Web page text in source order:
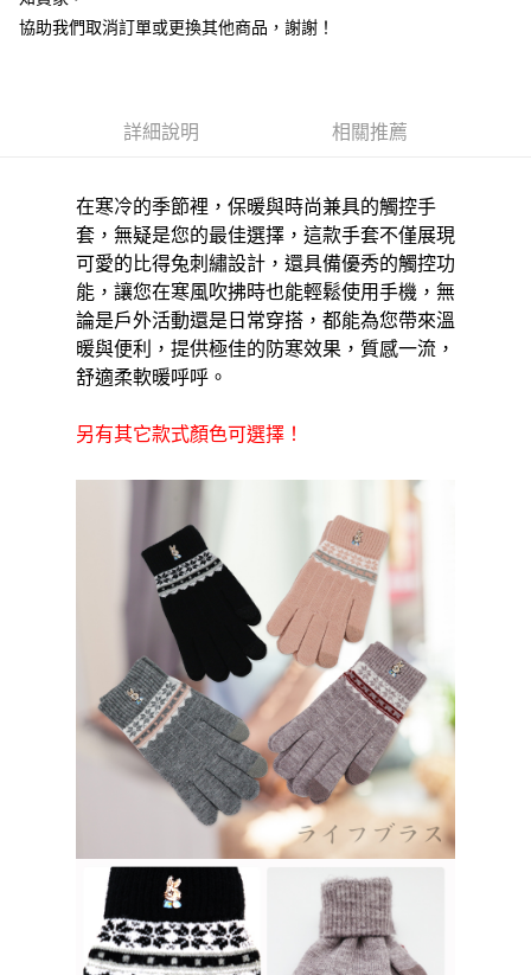
【關於「AFTEE先享後付」】
３．安心：先確認商品／服務後，再付款。
１．於結帳方式選擇「AFTEE先享後付」後，將跳轉至「AFTEE先享後付」
結帳頁面，進行簡訊認證並確認金額後，即可完成結帳。
２．訂單成立數日內，您將收到繳費通知簡訊。
３．收到繳費通知簡訊後14天內，點擊此簡訊中的連結，可透過四大超商／
ATM／網路銀行／等多元方式進行付款，方視為交易完成。
※ 請注意：結帳手續完成當下不需立刻繳費，但若您需要取消訂單，請聯絡
購買商品的店家。未經商家同意取消之訂單仍視為有效，需透過AFTEE先享
後付繳納相關費用。
※ 交易是否成功請以「AFTEE先享後付 」之結帳頁面顯示為準，若有關於
１．透過由恩沛科技股份有限公司提供之「AFTEE先享後付」服務完成之交
易，需依本服務之必要範圍內提供個人資料，並將交易相關給付款項請求債
２．關於個人資料處理事宜，請瀏覽以下網址：
https://aftee.tw/terms/#terms3
３．未成年的使用者請事先徵得法定代理人或監護人之同意方可使用
「AFTEE先享後付」，若未經同意申辦者引起之損失，本公司不負相關責
４．使用「AFTEE先享後付」時，將依據個別帳號之用戶狀況，依本公司即
時審查核予不同之上限額度；若仍有額度不足之情形，本公司將視審查結果
請求用戶進行身份認證。
５．嚴禁一人註冊多個帳號或使用他人資訊註冊。若發現惡意使用之情形，
恩沛科技股份有限公司將有權停止該用戶之使用額度並採取法律行動。
每筆NT$60，滿NT$490(含以上)免運費
全家離島取貨付款
每筆NT$100，滿NT$1,000(含以上)免運費
付款後全家取貨
每筆NT$60，滿NT$490(含以上)免運費
每筆NT$60，滿NT$490(含以上)免運費
每筆NT$100，滿NT$1,000(含以上)免運費
每筆NT$60，滿NT$490(含以上)免運費
每筆NT$80，滿NT$490(含以上)免運費
貨到付款
每筆NT$150，滿NT$3,000(含以上)免運費
協助我們取消訂單或更換其他商品，謝謝！
詳細說明 相關推薦
在寒冷的季節裡，保暖與時尚兼具的觸控手
套，無疑是您的最佳選擇，這款手套不僅展現
可愛的比得兔刺繡設計，還具備優秀的觸控功
能，讓您在寒風吹拂時也能輕鬆使用手機，無
論是戶外活動還是日常穿搭，都能為您帶來溫
暖與便利，提供極佳的防寒效果，質感一流，
舒適柔軟暖呼呼。
另有其它款式顏色可選擇！